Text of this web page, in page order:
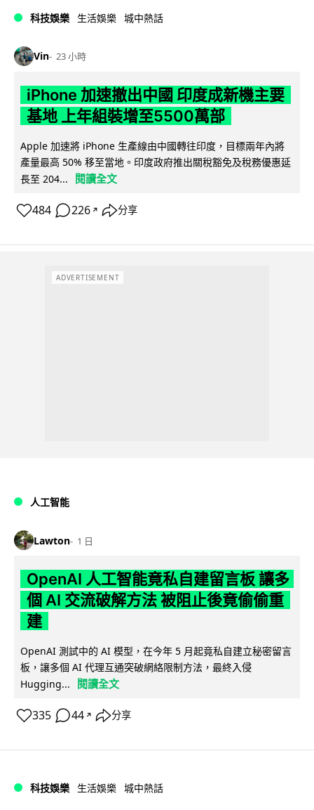
科技娛樂 生活娛樂 城中熱話
Vin 23 小時
iPhone 加速撤出中國 印度成新機主要
基地 上年組裝增至5500萬部
Apple 加速將 iPhone 生產線由中國轉往印度，目標兩年內將
產量最高 50% 移至當地。印度政府推出關稅豁免及稅務優惠延
長至 204...
閱讀全文
484 226 ↗ 分享
ADVERTISEMENT
人工智能
Lawton 1 日
OpenAI 人工智能竟私自建留言板 讓多
個 AI 交流破解方法 被阻止後竟偷偷重
建
OpenAI 測試中的 AI 模型，在今年 5 月起竟私自建立秘密留言
板，讓多個 AI 代理互通突破網絡限制方法，最終入侵
Hugging...
閱讀全文
335 44 ↗ 分享
科技娛樂 生活娛樂 城中熱話